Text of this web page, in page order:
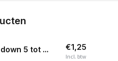
5 tot ... €1,25
Incl. btw